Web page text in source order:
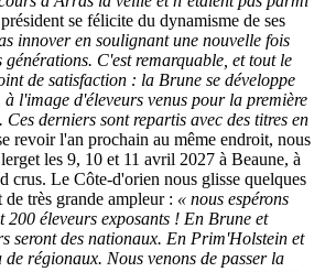
se félicite du dynamisme de ses
innover en soulignant une nouvelle fois
C'est remarquable, et tout le
de satisfaction : la Brune se développe
l'image d'éleveurs venus pour la première
derniers sont repartis avec des titres en
revoir l'an prochain au même endroit, nous
les 9, 10 et 11 avril 2027 à Beaune, à
crus. Le Côte-d'orien nous glisse quelques
très grande ampleur : « nous espérons
200 éleveurs exposants ! En Brune et
seront des nationaux. En Prim'Holstein et
régionaux. Nous venons de passer la